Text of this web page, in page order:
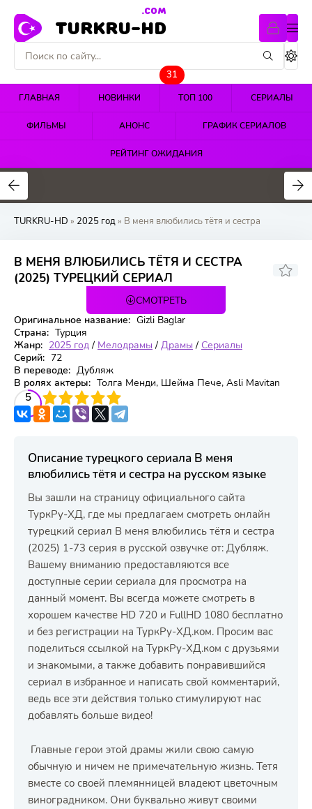
TURKRU-HD
.COM
ГЛАВНАЯ НОВИНКИ
31
ТОП 100 СЕРИАЛЫ
ФИЛЬМЫ АНОНС ГРАФИК СЕРИАЛОВ
РЕЙТИНГ ОЖИДАНИЯ
4.4
TURKRU-HD » 2025 год» В меня влюбились тётя и сестра
В МЕНЯ ВЛЮБИЛИСЬ ТЁТЯ И СЕСТРА
(2025) ТУРЕЦКИЙ СЕРИАЛ
СМОТРЕТЬ
Оригинальное название: Gizli Baglar
Страна: Турция
Жанр: 2025 год / Мелодрамы / Драмы / Сериалы
Серий: 72
В переводе: Дубляж
В ролях актеры: Толга Менди, Шейма Пече, Asli Mavitan
5
4 5
Описание турецкого сериала В меня
влюбились тётя и сестра на русском языке
Вы зашли на страницу официального сайта
ТуркРу-ХД, где мы предлагаем смотреть онлайн
турецкий сериал В меня влюбились тётя и сестра
(2025) 1-73 серия в русской озвучке от: Дубляж.
Вашему вниманию предоставляются все
доступные серии сериала для просмотра на
данный момент. Вы всегда можете смотреть в
хорошем качестве HD 720 и FullHD 1080 бесплатно
и без регистрации на ТуркРу-ХД.ком. Просим вас
поделиться ссылкой на ТуркРу-ХД.ком с друзьями
и знакомыми, а также добавить понравившийся
сериал в избранное и написать свой комментарий,
ведь все эти действия только стимулируют нас
добавлять больше видео!
Главные герои этой драмы жили свою самую
обычную и ничем не примечательную жизнь. Тетя
вместе со своей племянницей владеют цветочным
виноградником. Они буквально живут своими